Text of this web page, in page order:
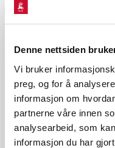
Denne nettsiden
Vi bruker
preg, og for å
informasjon om
partnerne våre innen
analysearbeid, som
informasjon du har
Lengde elver:
Verneplan for
002-13,32,33,34,35
2003-04